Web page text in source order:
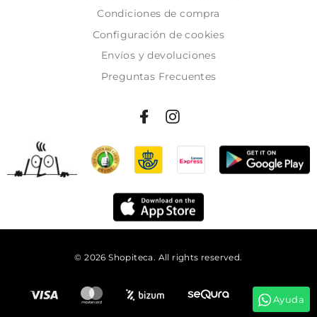
Condiciones de compra
Configuración de cookies
Envíos y devoluciones
Preguntas Frecuentes
© 2026 Shopiteca. All rights reserved.
Ayuda